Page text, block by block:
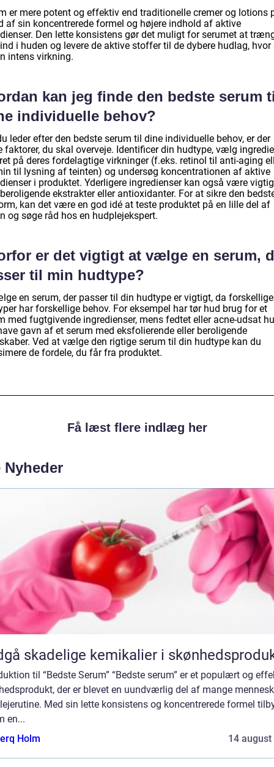
er mere potent og effektiv end traditionelle cremer og lotions
af sin koncentrerede formel og højere indhold af aktive
Den lette konsistens gør det muligt for serumet at
i huden og levere de aktive stoffer til de dybere hudlag, hvor
intens virkning.
kan jeg finde den bedste serum
individuelle behov?
leder efter den bedste serum til dine individuelle behov, er der
faktorer, du skal overveje. Identificer din hudtype, vælg
på deres fordelagtige virkninger (f.eks. retinol til anti-aging
til lysning af teinten) og undersøg koncentrationen af aktive
i produktet. Yderligere ingredienser kan også være
ekstrakter eller antioxidanter. For at sikre den
kan det være en god idé at teste produktet på en lille del af
og søge råd hos en hudplejekspert.
er det vigtigt at vælge en serum,
til min hudtype?
en serum, der passer til din hudtype er vigtigt, da forskellige
har forskellige behov. For eksempel har tør hud brug for et
med fugtgivende ingredienser, mens fedtet eller acne-udsat
gavn af et serum med eksfolierende eller beroligende
Ved at vælge den rigtige serum til din hudtype kan du
de fordele, du får fra produktet.
Få læst flere indlæg her
Nyheder
skadelige kemikalier i
til “Bedste Serum” “Bedste serum” er et populært og
der er blevet en uundværlig del af mange
Med sin lette konsistens og koncentrerede formel
en...
Holm
14 august